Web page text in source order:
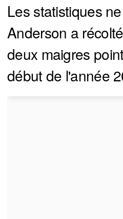
Les statistiques
Anderson a
deux maigres
début de l'année